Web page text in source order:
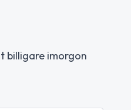
billigare imorgon